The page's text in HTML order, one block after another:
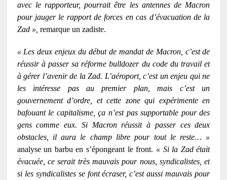
avec le rapporteur, pourrait être les antennes de Macron
pour jauger le rapport de forces en cas d’évacuation de la
Zad », remarque un zadiste.
« Les deux enjeux du début de mandat de Macron, c’est de
réussir à passer sa réforme bulldozer du code du travail et
à gérer l’avenir de la Zad. L’aéroport, c’est un enjeu qui ne
les intéresse pas au premier plan, mais c’est un
gouvernement d’ordre, et cette zone qui expérimente en
bafouant le capitalisme, ça n’est pas supportable pour des
gens comme eux. Si Macron réussit à passer ces deux
obstacles, il aura le champ libre pour tout le reste… »
analyse un barbu en s’épongeant le front. « Si la Zad était
évacuée, ce serait très mauvais pour nous, syndicalistes, et
si les syndicalistes se font écraser, c’est aussi mauvais pour